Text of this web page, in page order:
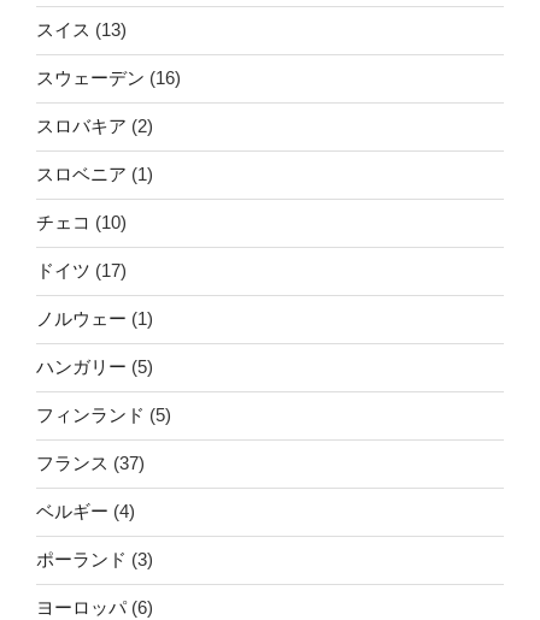
スイス (13)
スウェーデン (16)
スロバキア (2)
スロベニア (1)
チェコ (10)
ドイツ (17)
ノルウェー (1)
ハンガリー (5)
フィンランド (5)
フランス (37)
ベルギー (4)
ポーランド (3)
ヨーロッパ(6)